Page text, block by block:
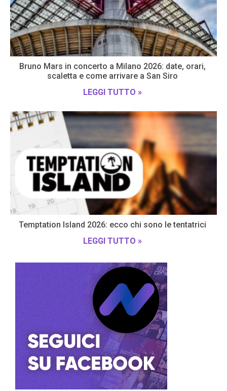
Bruno Mars in concerto a Milano 2026: date, orari,
scaletta e come arrivare a San Siro
LEGGI TUTTO »
Temptation Island 2026: ecco chi sono le tentatrici
LEGGI TUTTO »